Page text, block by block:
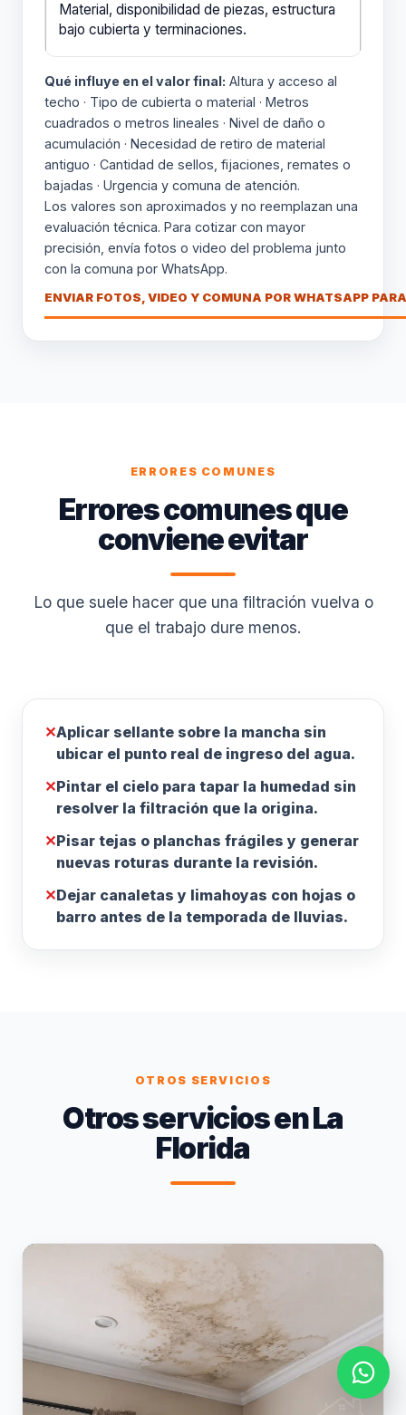
Material, disponibilidad de piezas, estructura
bajo cubierta y terminaciones.
Qué influye en el valor final: Altura y acceso al
techo · Tipo de cubierta o material · Metros
cuadrados o metros lineales · Nivel de daño o
acumulación · Necesidad de retiro de material
antiguo · Cantidad de sellos, fijaciones, remates o
bajadas · Urgencia y comuna de atención.
Los valores son aproximados y no reemplazan una
evaluación técnica. Para cotizar con mayor
precisión, envía fotos o video del problema junto
con la comuna por WhatsApp.
ENVIAR FOTOS, VIDEO Y COMUNA POR WHATSAPP
ERRORES COMUNES
Errores comunes que
conviene evitar
Lo que suele hacer que una filtración vuelva o
que el trabajo dure menos.
✕Aplicar sellante sobre la mancha sin
ubicar el punto real de ingreso del agua.
✕Pintar el cielo para tapar la humedad sin
resolver la filtración que la origina.
✕Pisar tejas o planchas frágiles y generar
nuevas roturas durante la revisión.
✕Dejar canaletas y limahoyas con hojas o
barro antes de la temporada de lluvias.
OTROS SERVICIOS
Otros servicios en La
Florida